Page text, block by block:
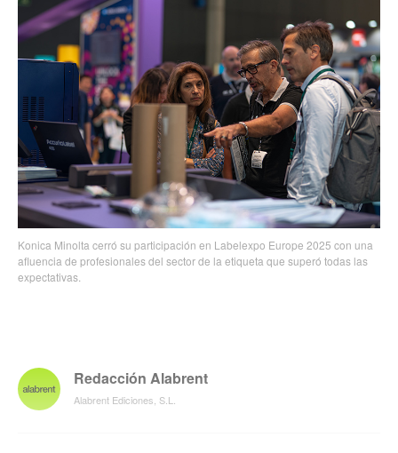
Konica Minolta cerró su participación en Labelexpo Europe 2025 con una
afluencia de profesionales del sector de la etiqueta que superó todas las
expectativas.
Redacción Alabrent
Alabrent Ediciones, S.L.